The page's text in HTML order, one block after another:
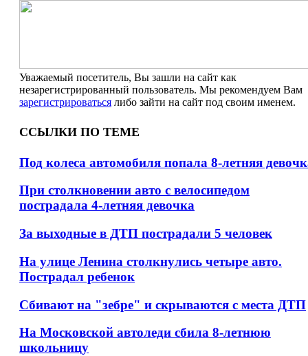
Уважаемый посетитель, Вы зашли на сайт как
незарегистрированный пользователь. Мы рекомендуем Вам
зарегистрироваться либо зайти на сайт под своим именем.
ССЫЛКИ ПО ТЕМЕ
Под колеса автомобиля попала 8-летняя
При столкновении авто с велосипедом
пострадала 4-летняя девочка
За выходные в ДТП пострадали 5 человек
На улице Ленина столкнулись четыре авто.
Пострадал ребенок
Сбивают на "зебре" и скрываются с места ДТП
На Московской автоледи сбила 8-летнюю
школьницу